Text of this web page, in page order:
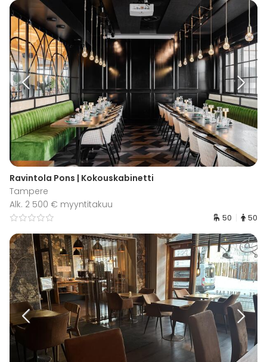
Ravintola Pons | Kokouskabinetti
Tampere
Alk. 2 500 € myyntitakuu
50 50